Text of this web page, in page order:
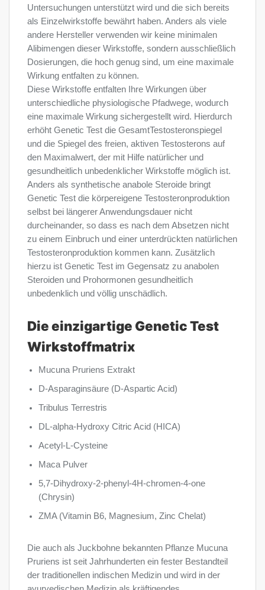
Untersuchungen unterstützt wird und die sich bereits
als Einzelwirkstoffe bewährt haben. Anders als viele
andere Hersteller verwenden wir keine minimalen
Alibimengen dieser Wirkstoffe, sondern ausschließlich
Dosierungen, die hoch genug sind, um eine maximale
Wirkung entfalten zu können.
Diese Wirkstoffe entfalten Ihre Wirkungen über
unterschiedliche physiologische Pfadwege, wodurch
eine maximale Wirkung sichergestellt wird. Hierdurch
erhöht Genetic Test die GesamtTestosteronspiegel
und die Spiegel des freien, aktiven Testosterons auf
den Maximalwert, der mit Hilfe natürlicher und
gesundheitlich unbedenklicher Wirkstoffe möglich ist.
Anders als synthetische anabole Steroide bringt
Genetic Test die körpereigene Testosteronproduktion
selbst bei längerer Anwendungsdauer nicht
durcheinander, so dass es nach dem Absetzen nicht
zu einem Einbruch und einer unterdrückten natürlichen
Testosteronproduktion kommen kann. Zusätzlich
hierzu ist Genetic Test im Gegensatz zu anabolen
Steroiden und Prohormonen gesundheitlich
unbedenklich und völlig unschädlich.
Die einzigartige Genetic Test
Wirkstoffmatrix
Mucuna Pruriens Extrakt
D-Asparaginsäure (D-Aspartic Acid)
Tribulus Terrestris
DL-alpha-Hydroxy Citric Acid (HICA)
Acetyl-L-Cysteine
Maca Pulver
5,7-Dihydroxy-2-phenyl-4H-chromen-4-one
(Chrysin)
ZMA (Vitamin B6, Magnesium, Zinc Chelat)
Die auch als Juckbohne bekannten Pflanze Mucuna
Pruriens ist seit Jahrhunderten ein fester Bestandteil
der traditionellen indischen Medizin und wird in der